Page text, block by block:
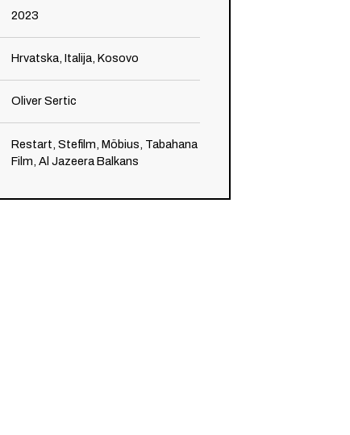
2023
Hrvatska, Italija, Kosovo
Oliver Sertic
Restart, Stefilm, Möbius, Tabahana
Film, Al Jazeera Balkans